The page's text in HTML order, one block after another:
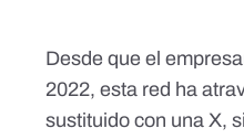
Desde que el
2022, esta red ha
sustituido con una X,